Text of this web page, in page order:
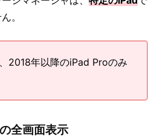
。
2018年以降のiPad Proのみ
全画面表示